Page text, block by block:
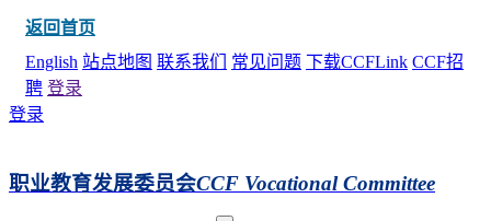
返回首页
English 站点地图 联系我们 常见问题 下载CCFLink CCF招
聘 登录
登录
职业教育发展委员会CCF Vocational Committee